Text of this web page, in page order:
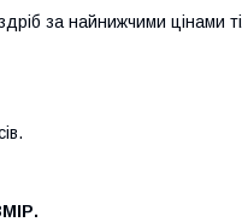
за найнижчими цінами